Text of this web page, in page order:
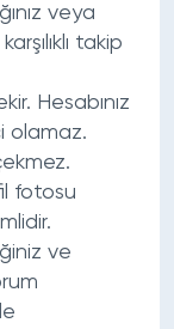
veya
takip
Hesabınız
olamaz.
fotosu
ve